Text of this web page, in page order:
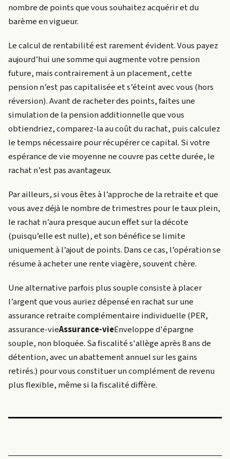
nombre de points que vous souhaitez acquérir et du
barème en vigueur.
Le calcul de rentabilité est rarement évident. Vous payez
aujourd’hui une somme qui augmente votre pension
future, mais contrairement à un placement, cette
pension n’est pas capitalisée et s’éteint avec vous (hors
réversion). Avant de racheter des points, faites une
simulation de la pension additionnelle que vous
obtiendriez, comparez-la au coût du rachat, puis calculez
le temps nécessaire pour récupérer ce capital. Si votre
espérance de vie moyenne ne couvre pas cette durée, le
rachat n’est pas avantageux.
Par ailleurs, si vous êtes à l’approche de la retraite et que
vous avez déjà le nombre de trimestres pour le taux plein,
le rachat n’aura presque aucun effet sur la décote
(puisqu’elle est nulle), et son bénéfice se limite
uniquement à l’ajout de points. Dans ce cas, l’opération se
résume à acheter une rente viagère, souvent chère.
Une alternative parfois plus souple consiste à placer
l’argent que vous auriez dépensé en rachat sur une
assurance retraite complémentaire individuelle (PER,
assurance-vieAssurance-vieEnveloppe d'épargne
souple, non bloquée. Sa fiscalité s'allège après 8 ans de
détention, avec un abattement annuel sur les gains
retirés.) pour vous constituer un complément de revenu
plus flexible, même si la fiscalité diffère.